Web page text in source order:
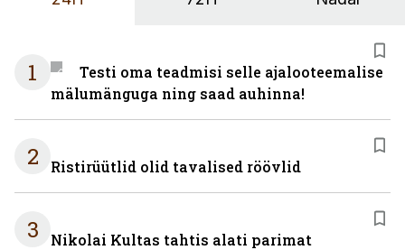
1
Testi oma teadmisi selle ajalooteemalise
mälumänguga ning saad auhinna!
2 Ristirüütlid olid tavalised röövlid
3 Nikolai Kultas tahtis alati parimat